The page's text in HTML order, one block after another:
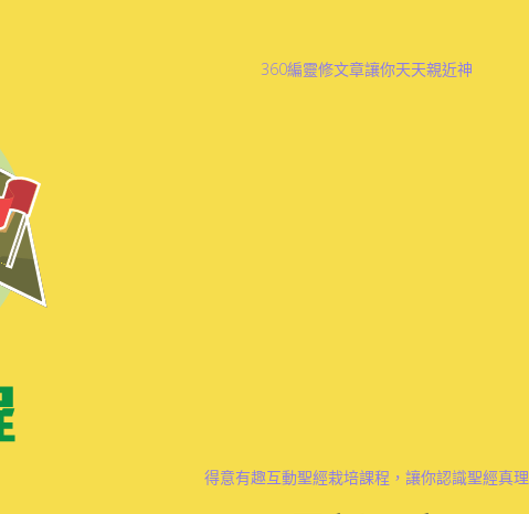
360編靈修文章讓你天天親近神
得意有趣互動聖經栽培課程，讓你認識聖經真理